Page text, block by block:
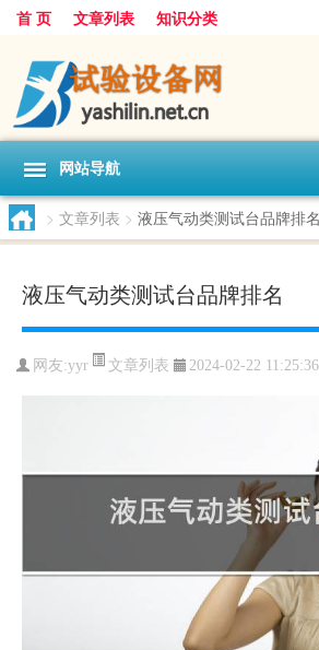
首 页 文章列表 知识分类
网站导航
> 文章列表 > 液压气动类测试台品牌排名
液压气动类测试台品牌排名
网友:yyr 文章列表 2024-02-22 11:25:36